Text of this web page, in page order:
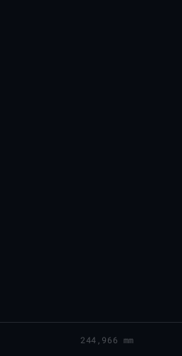
244,966 mm